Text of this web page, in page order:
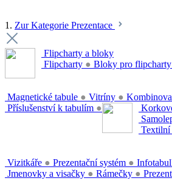
1. Zur Kategorie Prezentace
Flipcharty a bloky
Flipcharty ● Bloky pro flipcharty
Magnetické tabule ● Vitríny ●
Příslušenství k tabulím ●
Textilní
Vizitkáře ● Prezentační systém ●
Jmenovky a visačky ● Rámečky ●